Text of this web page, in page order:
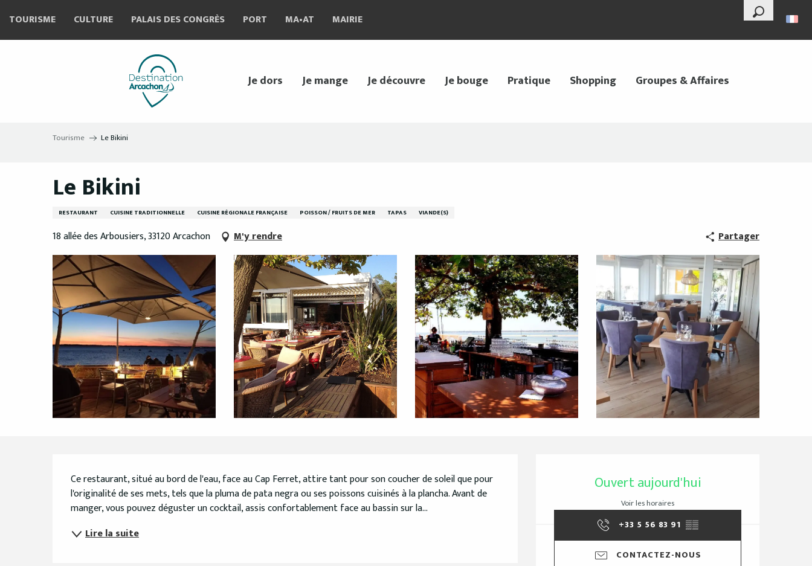
contenu
--°
Recherche
TOURISME CULTURE PALAIS DES CONGRÈS PORT MAIRIE
MA•AT
Je dors Je mange Je découvre Je bouge Pratique Shopping Groupes & Affaires
Tourisme Le Bikini
Le Bikini
RESTAURANT CUISINE TRADITIONNELLE CUISINE RÉGIONALE FRANÇAISE POISSON / FRUITS DE MER TAPAS VIANDE(S)
18 allée des Arbousiers, 33120 Arcachon M'y rendre Partager
Ouverture et
Ouvert aujourd'hui
Voir les horaires
+33 5 56 83 91 ▒▒
CONTACTEZ-NOUS
Description
Ce restaurant, situé au bord de l'eau, face au Cap Ferret, attire tant pour son coucher de soleil que pour
l'originalité de ses mets, tels que la pluma de pata negra ou ses poissons cuisinés à la plancha. Avant de
manger, vous pouvez déguster un cocktail, assis confortablement face au bassin sur la...
Lire la suite